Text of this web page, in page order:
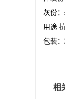
灰份：
用途:
包装：
相